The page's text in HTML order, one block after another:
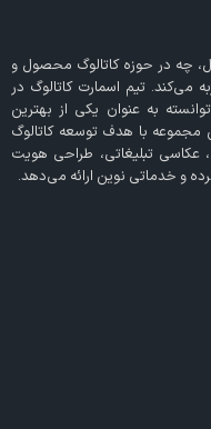
، چه در حوزه کاتالوگ محصول و
می‌کند. تیم اسمارت کاتالوگ در
به عنوان یکی از بهترین
با هدف توسعه کاتالوگ
عکاسی تبلیغاتی، طراحی هویت
و خدماتی نوین ارائه می‌دهد.